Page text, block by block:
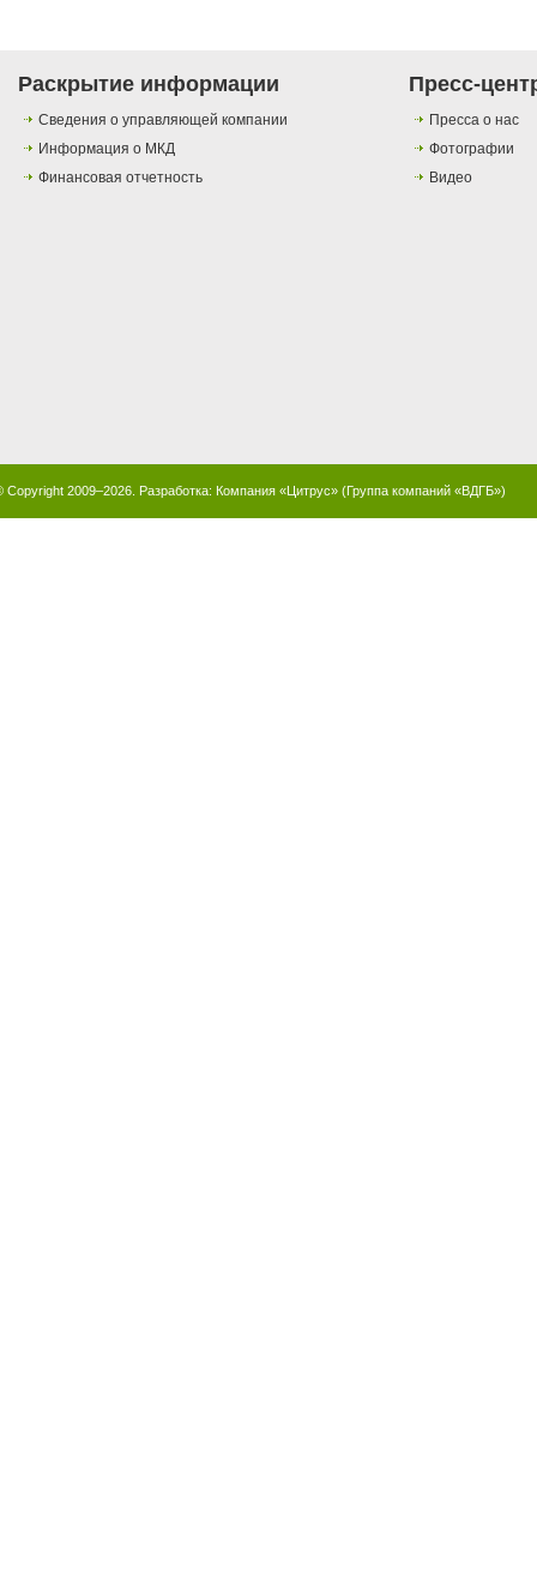
Раскрытие информации
Сведения о управляющей компании
Информация о МКД
Финансовая отчетность
Пресс-
Пресса о нас
Фотографии
Видео
Copyright 2009–2026. Разработка: Компания «Цитрус» (Группа компаний «ВДГБ»)